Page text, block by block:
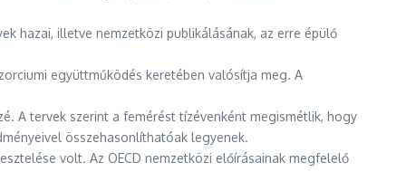
hazai, illetve nemzetközi publikálásának, az erre épülő
együttműködés keretében valósítja meg. A
A tervek szerint a femérést tízévenként megismétlik, hogy
összehasonlíthatóak legyenek.
volt. Az OECD nemzetközi előírásainak megfelelő